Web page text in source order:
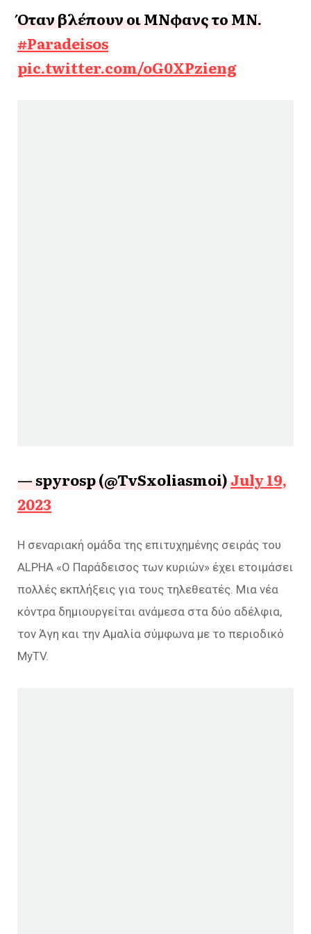
Όταν βλέπουν οι ΜΝφανς το ΜΝ.
#Paradeisos
pic.twitter.com/oG0XPzieng
— spyrosp (@TvSxoliasmoi)July 19,
2023
Η σεναριακή ομάδα της επιτυχημένης σειράς του
ALPHA «Ο Παράδεισος των κυριών» έχει ετοιμάσει
πολλές εκπλήξεις για τους τηλεθεατές. Μια νέα
κόντρα δημιουργείται ανάμεσα στα δύο αδέλφια,
τον Άγη και την Αμαλία σύμφωνα με το περιοδικό
MyTV.